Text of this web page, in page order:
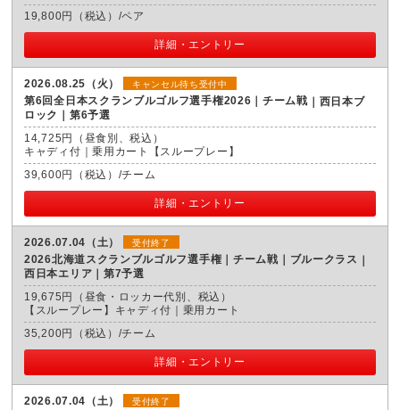
19,800円（税込）/ペア
詳細・エントリー
2026.08.25（火） キャンセル待ち受付中
第6回全日本スクランブルゴルフ選手権2026｜チーム戦
西日本ブ
ロック｜第6予選
14,725円（昼食別、税込）
キャディ付｜乗用カート【スループレー】
39,600円（税込）/チーム
詳細・エントリー
2026.07.04（土） 受付終了
2026北海道スクランブルゴルフ選手権｜チーム戦｜ブルークラス
西日本エリア｜第7予選
19,675円（昼食・ロッカー代別、税込）
【スループレー】キャディ付｜乗用カート
35,200円（税込）/チーム
詳細・エントリー
2026.07.04（土） 受付終了